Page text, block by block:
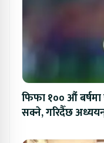
फिफा १०० औं बर्षमा
सक्ने, गरिदैँछ